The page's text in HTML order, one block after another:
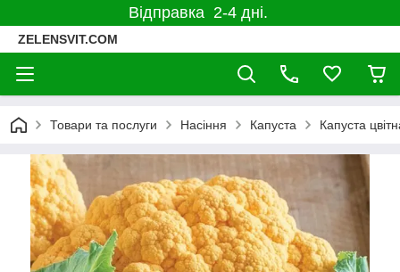
Відправка 2-4 дні.
ZELENSVIT.COM
Товари та послуги Насіння Капуста Капуста